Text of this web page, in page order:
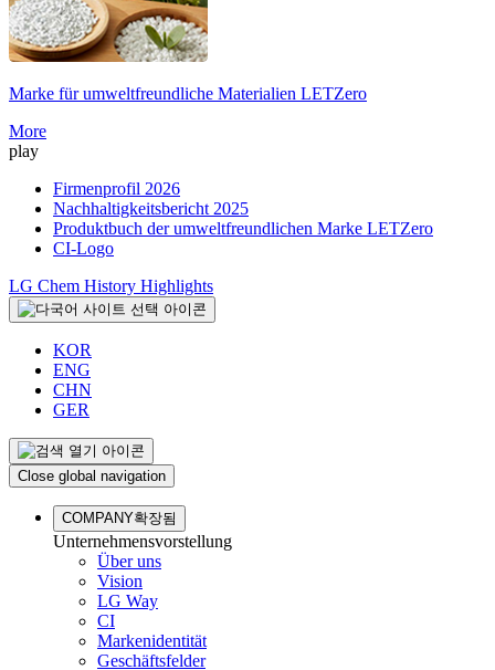
Marke für umweltfreundliche Materialien LETZero
More
play
Firmenprofil 2026
Nachhaltigkeitsbericht 2025
Produktbuch der umweltfreundlichen Marke LETZero
CI-Logo
LG Chem History Highlights
KOR
ENG
CHN
GER
Close global navigation
COMPANY확장됨
Unternehmensvorstellung
Über uns
Vision
LG Way
CI
Markenidentität
Geschäftsfelder